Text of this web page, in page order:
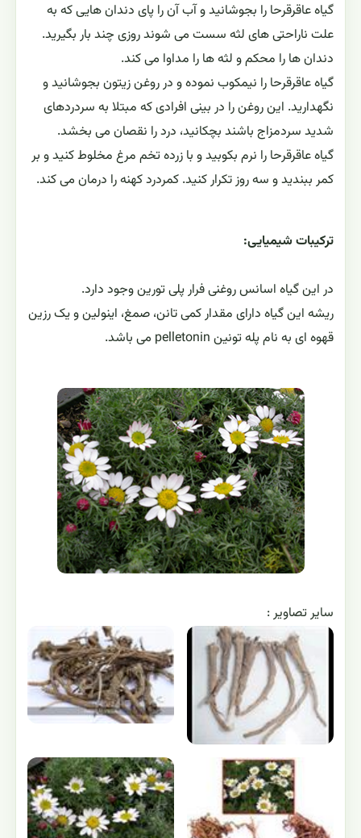
گیاه عاقرقرحا را بجوشانيد و آب آن را پاى دندان هايى كه به
علت ناراحتى هاى لثه سست مى شوند روزى چند بار بگيريد.
دندان ها را محكم و لثه ها را مداوا مى كند.
گیاه عاقرقرحا را نيمكوب نموده و در روغن زيتون بجوشانيد و
نگهداريد. اين روغن را در بينى افرادى كه مبتلا به سردردهاى
شديد سردمزاج باشند بچكانيد، درد را نقصان مى بخشد.
گیاه عاقرقرحا را نرم بكوبيد و با زرده تخم مرغ مخلوط كنيد و بر
كمر ببنديد و سه روز تكرار كنيد. كمردرد كهنه را درمان مى كند.
ترکیبات شیمیایی:
در این گیاه اسانس روغنی فرار پلی تورین وجود دارد.
ریشه این گیاه دارای مقدار کمی تانن، صمغ، اینولین و یک رزین
قهوه ای به نام پله تونین pelletonin می باشد.
ساير تصاوير :